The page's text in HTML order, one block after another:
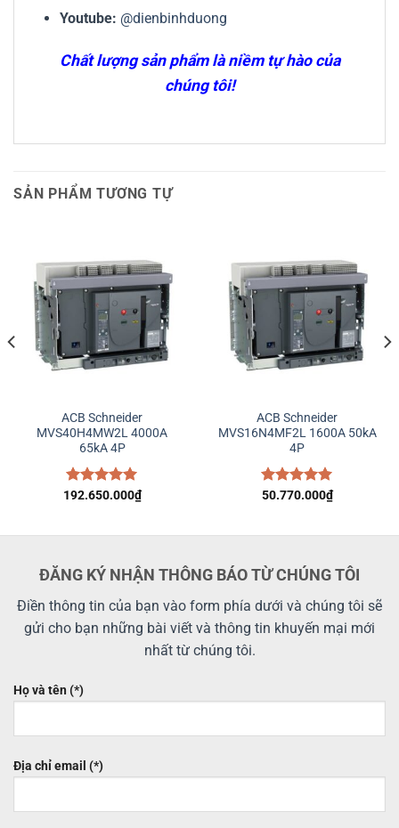
Youtube: @dienbinhduong
Chất lượng sản phẩm là niềm tự hào của
chúng tôi!
SẢN PHẨM TƯƠNG TỰ
ACB Schneider
MVS40H4MW2L 4000A
65kA 4P
Được xếp
192.650.000₫
ACB Schneider
MVS16N4MF2L 1600A 50kA
4P
Được xếp
50.770.000₫
ĐĂNG KÝ NHẬN THÔNG BÁO TỪ CHÚNG TÔI
Điền thông tin của bạn vào form phía dưới và chúng tôi sẽ
gửi cho bạn những bài viết và thông tin khuyến mại mới
nhất từ chúng tôi.
Họ và tên (*)
Địa chỉ email (*)